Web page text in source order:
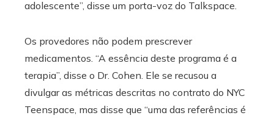
adolescente”, disse um porta-voz do Talkspace.
Os provedores não podem prescrever
medicamentos. “A essência deste programa é a
terapia”, disse o Dr. Cohen. Ele se recusou a
divulgar as métricas descritas no contrato do NYC
Teenspace, mas disse que “uma das referências é